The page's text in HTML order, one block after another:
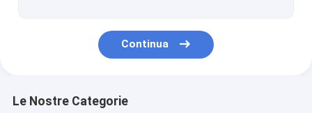
Continua
Le Nostre Categorie